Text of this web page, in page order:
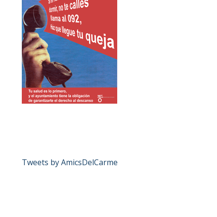
Tweets by AmicsDelCarme